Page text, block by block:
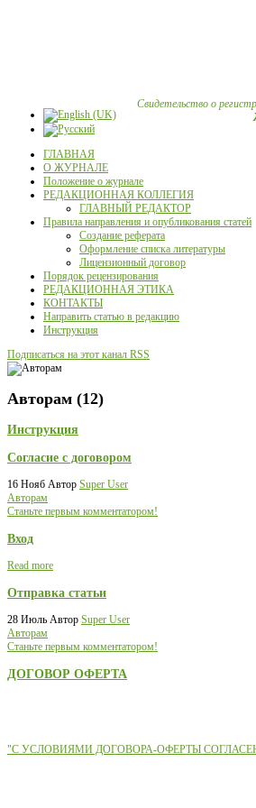
Свидетельство о
ГЛАВНАЯ
О ЖУРНАЛЕ
Положение о журнале
РЕДАКЦИОННАЯ КОЛЛЕГИЯ
ГЛАВНЫЙ РЕДАКТОР
Правила направления и опубликования статей
Создание реферата
Оформление списка литературы
Лицензионный договор
Порядок рецензирования
РЕДАКЦИОННАЯ ЭТИКА
КОНТАКТЫ
Направить статью в редакцию
Инструкция
Подписаться на этот канал RSS
Авторам (12)
Инструкция
Согласие с договором
16 Нояб Автор Super User
Авторам
Станьте первым комментатором!
Вход
Read more
Отправка статьи
28 Июль Автор Super User
Авторам
Станьте первым комментатором!
ДОГОВОР ОФЕРТА
"С УСЛОВИЯМИ ДОГОВОРА-ОФЕРТЫ